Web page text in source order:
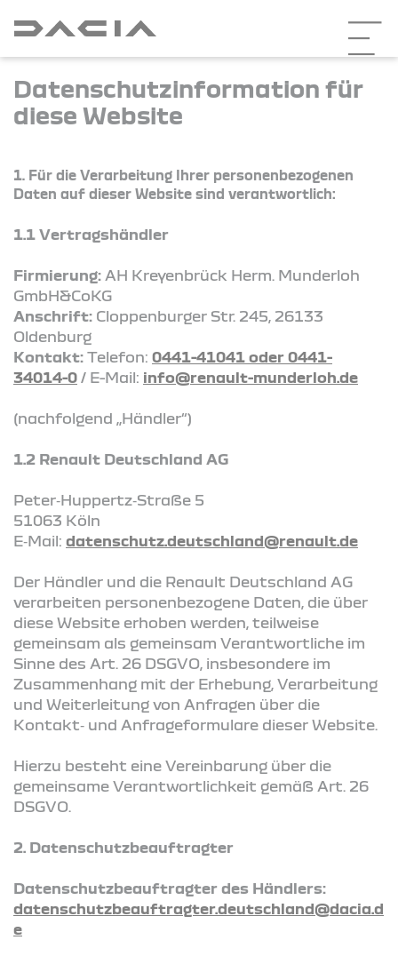
Datenschutzinformation für
diese Website
1. Für die Verarbeitung Ihrer personenbezogenen
Daten auf dieser Website sind verantwortlich:
1.1 Vertragshändler
Firmierung: AH Kreyenbrück Herm. Munderloh
GmbH&CoKG
Anschrift: Cloppenburger Str. 245, 26133
Oldenburg
Kontakt: Telefon: 0441-41041 oder 0441-
34014-0 / E-Mail: info@renault-munderloh.de
(nachfolgend „Händler“)
1.2 Renault Deutschland AG
Peter‑Huppertz‑Straße 5
51063 Köln
E‑Mail: datenschutz.deutschland@renault.de
Der Händler und die Renault Deutschland AG
verarbeiten personenbezogene Daten, die über
diese Website erhoben werden, teilweise
gemeinsam als gemeinsam Verantwortliche im
Sinne des Art. 26 DSGVO, insbesondere im
Zusammenhang mit der Erhebung, Verarbeitung
und Weiterleitung von Anfragen über die
Kontakt‑ und Anfrageformulare dieser Website.
Hierzu besteht eine Vereinbarung über die
gemeinsame Verantwortlichkeit gemäß Art. 26
DSGVO.
2. Datenschutzbeauftragter
Datenschutzbeauftragter des Händlers:
datenschutzbeauftragter.deutschland@dacia.d
e